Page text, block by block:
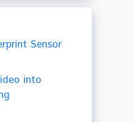
Sensor
into